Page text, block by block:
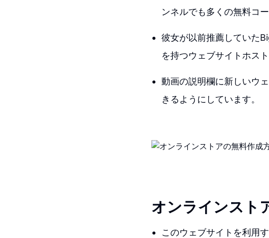
ンネルでも多くの無料コ
彼女が以前推薦していた
を持つウェブサイトホス
動画の説明欄に新しいウ
きるようにしています。
オンラインスト
このウェブサイトを利用